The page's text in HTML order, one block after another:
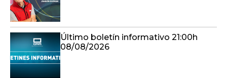
Último boletín informativo 21:00h
08/08/2026